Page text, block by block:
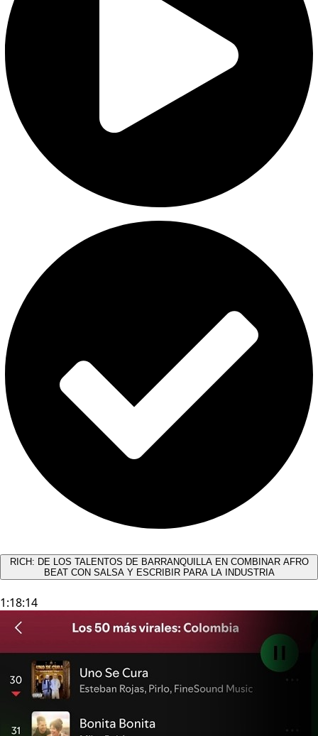
RICH: DE LOS TALENTOS DE BARRANQUILLA EN COMBINAR AFRO
BEAT CON SALSA Y ESCRIBIR PARA LA INDUSTRIA
1:18:14